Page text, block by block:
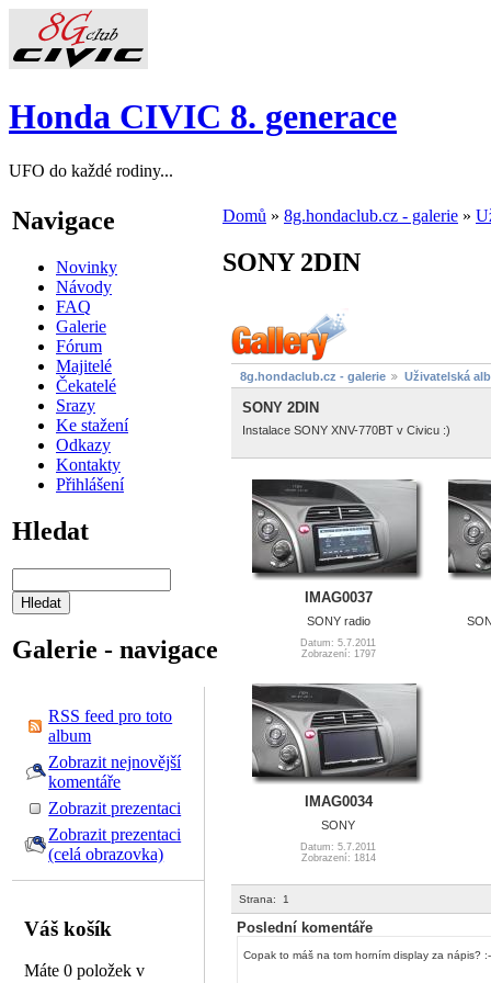
Honda CIVIC 8. generace
UFO do každé rodiny...
Navigace
Novinky
Návody
FAQ
Galerie
Fórum
Majitelé
Čekatelé
Srazy
Ke stažení
Odkazy
Kontakty
Přihlášení
Hledat
Galerie - navigace
RSS feed pro toto
album
Zobrazit nejnovější
komentáře
Zobrazit prezentaci
Zobrazit prezentaci
(celá obrazovka)
Váš košík
Máte 0 položek v
Domů » 8g.hondaclub.cz - galerie »
SONY 2DIN
8g.hondaclub.cz - galerie Uživatelská
SONY 2DIN
Instalace SONY XNV-770BT v Civicu :)
IMAG0037
SONY radio
Datum: 5.7.2011
Zobrazení: 1797
IMAG0034
SONY
Datum: 5.7.2011
Zobrazení: 1814
Strana: 1
Poslední komentáře
Copak to máš na tom horním display za nápis?